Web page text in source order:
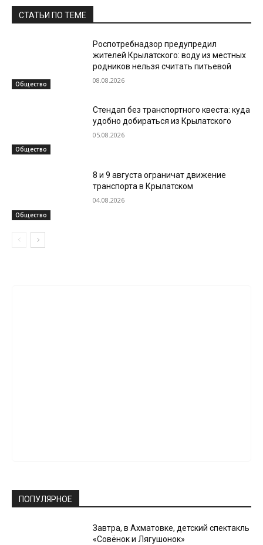
СТАТЬИ ПО ТЕМЕ
Общество
Роспотребнадзор предупредил
жителей Крылатского: воду из местных
родников нельзя считать питьевой
08.08.2026
Общество
Стендап без транспортного квеста: куда
удобно добираться из Крылатского
05.08.2026
Общество
8 и 9 августа ограничат движение
транспорта в Крылатском
04.08.2026
ПОПУЛЯРНОЕ
Завтра, в Ахматовке, детский спектакль
«Совёнок и Лягушонок»